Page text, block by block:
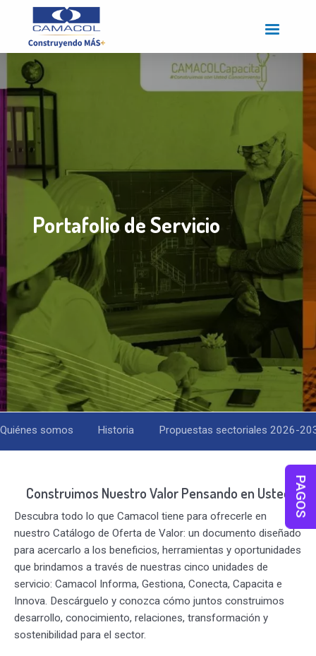
contenido
principal
Portafolio de Servicio
Quiénes somos Historia Propuestas sectoriales 2026-
Construimos Nuestro Valor Pensando en Usted
Descubra todo lo que Camacol tiene para ofrecerle en
nuestro Catálogo de Oferta de Valor: un documento diseñado
para acercarlo a los beneficios, herramientas y oportunidades
que brindamos a través de nuestras cinco unidades de
servicio: Camacol Informa, Gestiona, Conecta, Capacita e
Innova. Descárguelo y conozca cómo juntos construimos
desarrollo, conocimiento, relaciones, transformación y
sostenibilidad para el sector.
PAGOS